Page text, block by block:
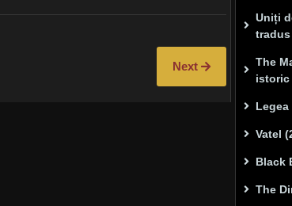
Next
Uniți
The
istoric
Vatel
Black
The